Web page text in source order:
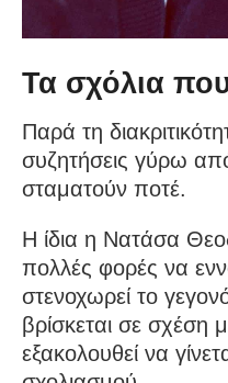
Τα σχόλια
Παρά τη
συζητήσεις γύρω
σταματούν ποτέ.
Η ίδια η Νατάσα
πολλές φορές να
στενοχωρεί το
βρίσκεται σε σχέση
εξακολουθεί να